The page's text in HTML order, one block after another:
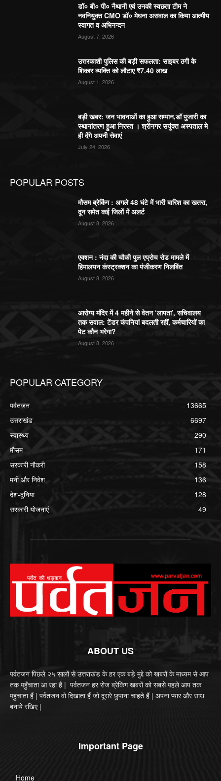
डॉ० बी० पी० नैथानी एवं उनकी स्वछता टीम ने
नवनियुक्त CMO डॉ० मेघना असवाल का किया आत्मीय
स्वागत व अभिनन्दन
August 7, 2026
उत्तरकाशी पुलिस की बड़ी सफलता: साइबर ठगी के
शिकार व्यक्ति को लौटाए ₹7.40 लाख
August 1, 2026
बड़ी खबर: जन भावनाओं का हुआ सम्मान,डॉ पुजारी का
स्थानांतरण हुआ निरस्त । श्रीनगर सयुंक्त अस्पताल मे
ही देंगे अपनी सेवाएं
July 24, 2026
POPULAR POSTS
मौसम ब्रेकिंग : अगले 48 घंटे में भारी बारिश का खतरा,
दून समेत कई जिलों में अलर्ट
August 8, 2026
एक्शन : नंदा की चौकी पुल एप्रोच रोड मामले में
हिमालयन कंस्ट्रक्शन का पंजीकरण निलबिंत
August 8, 2026
आरोग्य मंदिर में 4 महीने से वेतन ‘लापता’, सचिवालय
तक सवाल: टेंडर कंपनियां बदलती रहीं, कर्मचारियों का
पेट कौन भरेगा?
August 8, 2026
POPULAR CATEGORY
पर्वतजन
13665
उत्तराखंड
6697
स्वास्थ्य
290
मौसम
171
सरकारी नौकरी
158
मनी और निवेश
136
देश-दुनिया
128
सरकारी योजनाएं
49
ABOUT US
पर्वतजन पिछले २५ सालों से उत्तराखंड के हर एक बड़े मुद्दे को खबरों के माध्यम से आप
तक पहुँचाता आ रहा हैं | पर्वतजन हर रोज ब्रेकिंग खबरों को सबसे पहले आप तक
पहुंचाता हैं | पर्वतजन वो दिखाता हैं जो दूसरे छुपाना चाहते हैं | अपना प्यार और साथ
बनाये रखिए |
Important Page
Home